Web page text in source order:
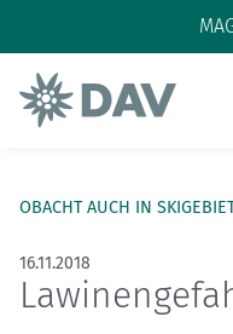
OBACHT AUCH IN
16.11.2018